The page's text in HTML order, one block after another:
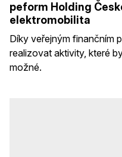
peform Holding
elektromobilita
Díky veřejným finančním
realizovat aktivity, které
možné.